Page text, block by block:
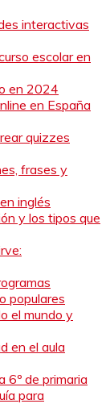
interactivas
escolar en
en 2024
en España
quizzes
frases y
inglés
y los tipos que
populares
el mundo y
en el aula
6º de primaria
para